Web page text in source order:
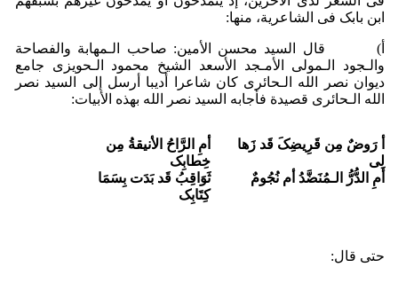
ابن بابک فی الشاعریة، منها:
أ‌) قال السید محسن الأمین: صاحب الـمهابة والفصاحة
والـجود الـمولى الأمـجد الأسعد الشیخ محمود الـحویزی جامع
دیوان نصر الله الـحائری کان شاعرا أدیبا أرسل إلى السید نصر
الله الـحائری قصیدة فأجابه السید نصر الله بهذه الأبیات:
أ رَوضٌ مِن قَرِیضِکَ قَد زَها
لِی
أمِ الدُّرُّ الـمُنَضَّدُ أم نُجُومٌ
أمِ الرَّاحُ الأنیقةُ مِن
خِطابِک
ثَوَاقِبُ قَد بَدَت بِسَمَا
کِتَابِک
حتى قال: